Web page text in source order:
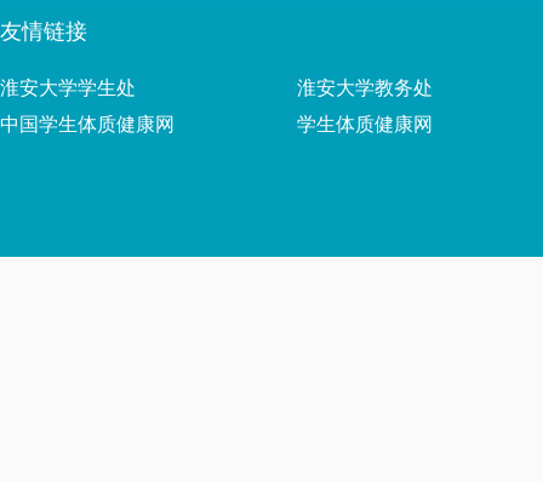
友情链接
淮安大学学生处
淮安大学教务处
中国学生体质健康网
学生体质健康网